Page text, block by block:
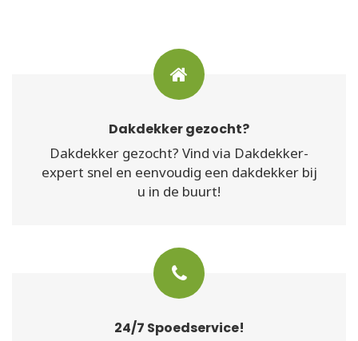
Dakdekker gezocht?
Dakdekker gezocht? Vind via Dakdekker-
expert snel en eenvoudig een dakdekker bij
u in de buurt!
24/7 Spoedservice!